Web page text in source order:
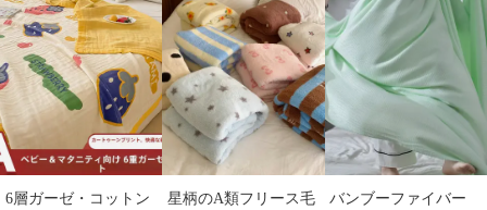
6層ガーゼ・コットン
星柄のA類フリース毛
バンブーファイバー